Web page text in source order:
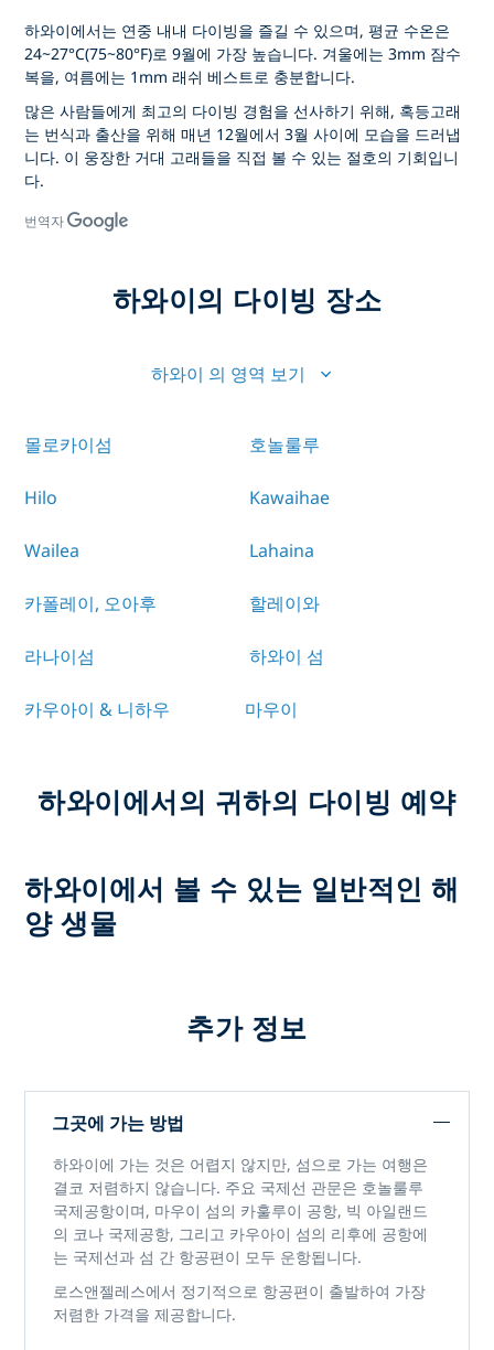
하와이에서는 연중 내내 다이빙을 즐길 수 있으며, 평균 수온은
24~27°C(75~80°F)로 9월에 가장 높습니다. 겨울에는 3mm 잠수
복을, 여름에는 1mm 래쉬 베스트로 충분합니다.
많은 사람들에게 최고의 다이빙 경험을 선사하기 위해, 혹등고래
는 번식과 출산을 위해 매년 12월에서 3월 사이에 모습을 드러냅
니다. 이 웅장한 거대 고래들을 직접 볼 수 있는 절호의 기회입니
다.
번역자
하와이의 다이빙 장소
하와이 의 영역 보기
몰로카이섬 호놀룰루
Hilo Kawaihae
Wailea Lahaina
카폴레이, 오아후 할레이와
라나이섬 하와이 섬
카우아이 & 니하우 마우이
하와이에서의 귀하의 다이빙 예약
하와이에서 볼 수 있는 일반적인 해
양 생물
추가 정보
그곳에 가는 방법
하와이에 가는 것은 어렵지 않지만, 섬으로 가는 여행은
결코 저렴하지 않습니다. 주요 국제선 관문은 호놀룰루
국제공항이며, 마우이 섬의 카훌루이 공항, 빅 아일랜드
의 코나 국제공항, 그리고 카우아이 섬의 리후에 공항에
는 국제선과 섬 간 항공편이 모두 운항됩니다.
로스앤젤레스에서 정기적으로 항공편이 출발하여 가장
저렴한 가격을 제공합니다.